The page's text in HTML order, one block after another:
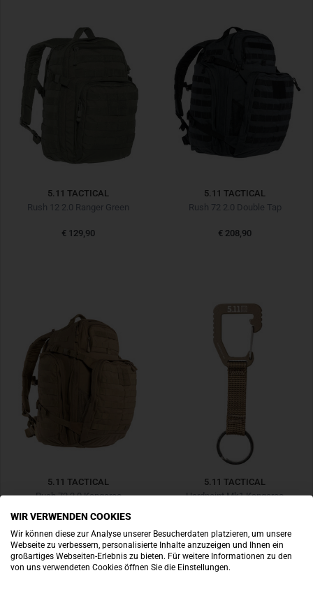
5.11 TACTICAL
Rush 12 2.0 Ranger Green
€ 129,90
5.11 TACTICAL
Rush 72 2.0 Double Tap
€ 208,90
5.11 TACTICAL
Rush 72 2.0 Kangaroo
€ 208,90
5.11 TACTICAL
Hardpoint Mk1 Kangaroo
NEU
WIR VERWENDEN COOKIES
Wir können diese zur Analyse unserer Besucherdaten platzieren, um unsere
Webseite zu verbessern, personalisierte Inhalte anzuzeigen und Ihnen ein
großartiges Webseiten-Erlebnis zu bieten. Für weitere Informationen zu den
von uns verwendeten Cookies öffnen Sie die Einstellungen.